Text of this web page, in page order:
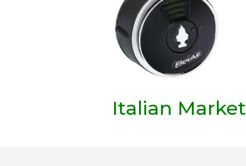
Italian Market